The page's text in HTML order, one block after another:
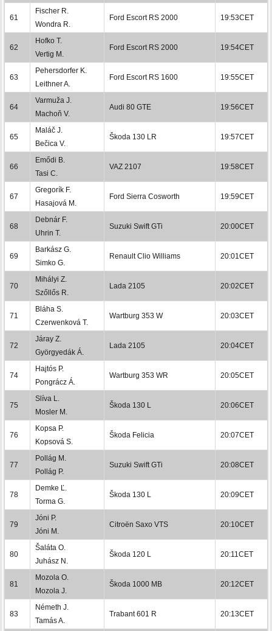
61
Fischer R.
Wondra R.
Ford Escort RS 2000 19:53CET
62
Hofko T.
Vertig M.
Ford Escort RS 2000 19:54CET
63
Pehersdorfer K.
Leithner A.
Ford Escort RS 1600 19:55CET
64
Varmuža J.
Machoň V.
Audi 80 GTE 19:56CET
65
Maláč J.
Bečica V.
Škoda 130 LR 19:57CET
66
Emődi B.
Tasi C.
VAZ 2107 19:58CET
67
Gregorík F.
Hasajová M.
Ford Sierra Cosworth 19:59CET
68
Debnár F.
Uhrin T.
Suzuki Swift GTi 20:00CET
69
Barkász G.
Simko G.
Renault Clio Williams 20:01CET
70
Mihályi Z.
Szőllős R.
Lada 2105 20:02CET
71
Bláha S.
Czerwenková T.
Wartburg 353 W 20:03CET
72
Járay Z.
Györgyedák Á.
Lada 2105 20:04CET
74
Hajtós P.
Pongrácz Á.
Wartburg 353 WR 20:05CET
75
Slíva L.
Mosler M.
Škoda 130 L 20:06CET
76
Kopsa P.
Kopsová S.
Škoda Felicia 20:07CET
77
Pollág M.
Pollág P.
Suzuki Swift GTi 20:08CET
78
Demke Ľ.
Torma G.
Škoda 130 L 20:09CET
79
Jóni P.
Jóni M.
Citroën Saxo VTS 20:10CET
80
Šaláta O.
Juhász N.
Škoda 120 L 20:11CET
81
Mozola O.
Mozola J.
Škoda 1000 MB 20:12CET
83
Németh J.
Tamás A.
Trabant 601 R 20:13CET